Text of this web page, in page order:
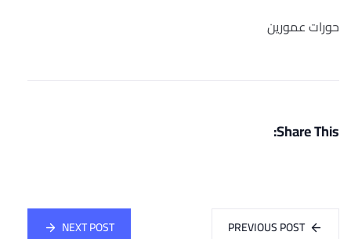
حورات عمورين
Share This:
PREVIOUS POST
NEXT POST